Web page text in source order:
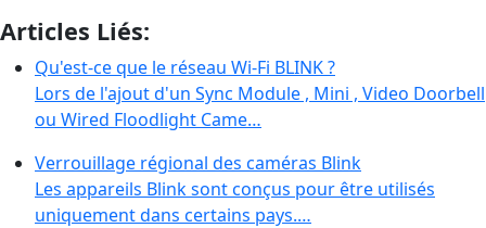
Articles Liés:
Qu'est-ce que le réseau Wi-Fi BLINK ?
Lors de l'ajout d'un Sync Module , Mini , Video Doorbell
ou Wired Floodlight Came…
Verrouillage régional des caméras Blink
Les appareils Blink sont conçus pour être utilisés
uniquement dans certains pays.…